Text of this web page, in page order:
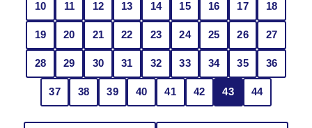
10 11 12 13 14 15 16 17 18
19 20 21 22 23 24 25 26 27
28 29 30 31 32 33 34 35 36
37 38 39 40 41 42 43 44